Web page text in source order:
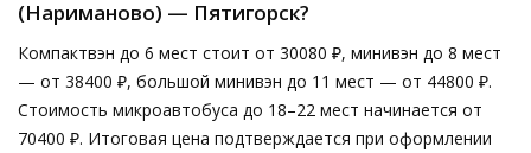
(Нариманово) — Пятигорск?
Компактвэн до 6 мест стоит от 30080 ₽, минивэн до 8 мест
— от 38400 ₽, большой минивэн до 11 мест — от 44800 ₽.
Стоимость микроавтобуса до 18–22 мест начинается от
70400 ₽. Итоговая цена подтверждается при оформлении